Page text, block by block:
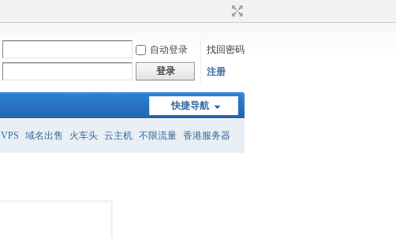
自动登录
找回密码
登录 注册
快捷导航
VPS 域名出售 火车头 云主机 不限流量 香港服务器